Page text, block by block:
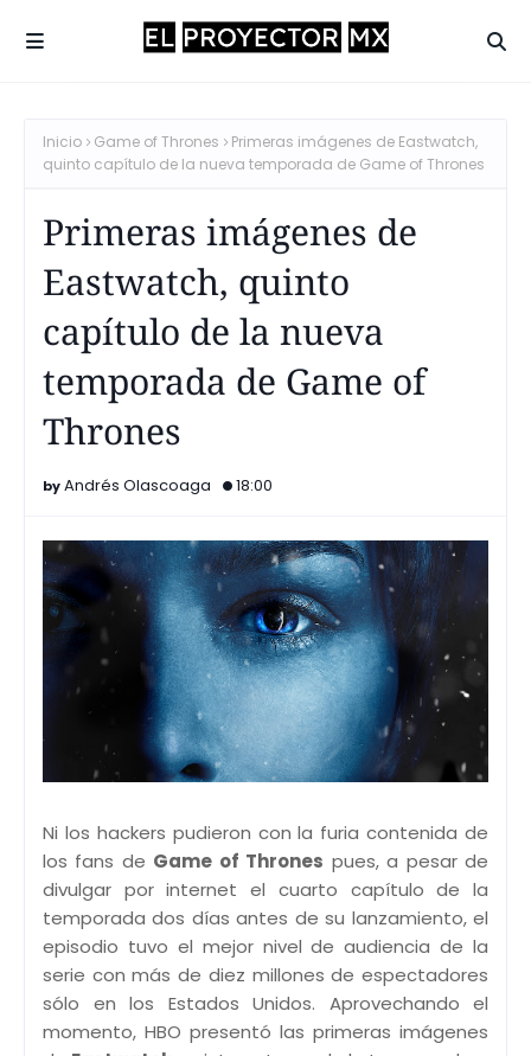
Inicio Game of Thrones
Primeras imágenes de Eastwatch,
quinto capítulo de la nueva temporada de Game of Thrones
Primeras imágenes de
Eastwatch, quinto
capítulo de la nueva
temporada de Game of
Thrones
Andrés Olascoaga 18:00
Ni los hackers pudieron con la furia contenida de
los fans de Game of Thrones pues, a pesar de
divulgar por internet el cuarto capítulo de la
temporada dos días antes de su lanzamiento, el
episodio tuvo el mejor nivel de audiencia de la
serie con más de diez millones de espectadores
sólo en los Estados Unidos. Aprovechando el
momento, HBO presentó las primeras imágenes